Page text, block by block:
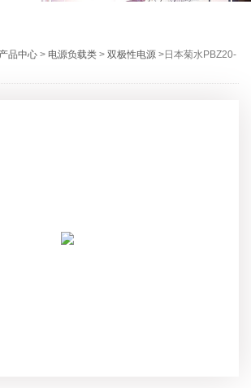
产品中心 > 电源负载类 >双极性电源 >日本菊水PBZ20-